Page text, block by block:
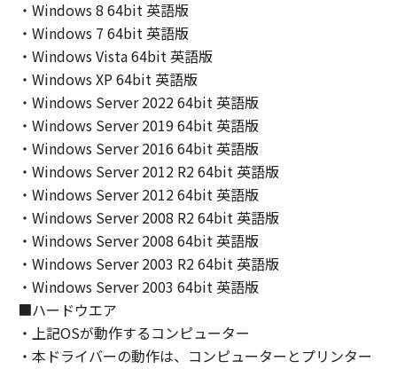
PERFORMANCE OF THE SOFTWARE IS WITH
YOU. SHOULD THE SOFTWARE PROVE
DEFECTIVE, YOU ASSUME THE ENTIRE COST
OF ALL NECESSARY SERVICING, REPAIR OR
CORRECTION. SOME STATES OR LEGAL
JURISDICTIONS DO NOT ALLOW THE
EXCLUSION OF IMPLIED WARRANTIES, SO
THE ABOVE EXCLUSION MAY NOT APPLY TO
YOU.
THIS WARRANTY GIVES YOU SPECIFIC LEGAL
RIGHTS AND YOU MAY ALSO HAVE OTHER
RIGHTS WHICH VARY FROM STATE TO STATE
OR JURISDICTION TO JURISDICTION.
NEITHER CANON, CANON'S SUBSIDIARIES OR
AFFILIATES, THEIR DISTRIBUTORS, OR
DEALERS NOR CANON'S LICENSORS
WARRANT THAT THE FUNCTIONS
・Windows 8 64bit 英語版
・Windows 7 64bit 英語版
・Windows Vista 64bit 英語版
・Windows XP 64bit 英語版
・Windows Server 2022 64bit 英語版
・Windows Server 2019 64bit 英語版
・Windows Server 2016 64bit 英語版
・Windows Server 2012 R2 64bit 英語版
・Windows Server 2012 64bit 英語版
・Windows Server 2008 R2 64bit 英語版
・Windows Server 2008 64bit 英語版
・Windows Server 2003 R2 64bit 英語版
・Windows Server 2003 64bit 英語版
■ハードウエア
・上記OSが動作するコンピューター
・本ドライバーの動作は、コンピューターとプリンター